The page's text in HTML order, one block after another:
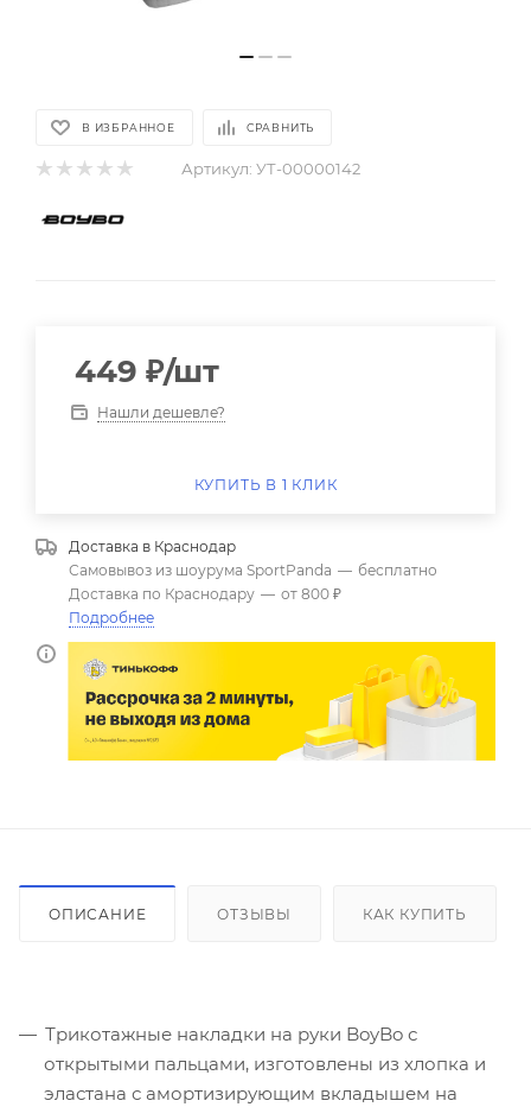
В ИЗБРАННОЕ СРАВНИТЬ
Артикул: УТ-00000142
449 ₽/шт
Нашли дешевле?
КУПИТЬ В 1 КЛИК
Доставка в Краснодар
Самовывоз из шоурума SportPanda — бесплатно
Доставка по Краснодару — от 800 ₽
Подробнее
ОПИСАНИЕ ОТЗЫВЫ КАК КУПИТЬ
Трикотажные накладки на руки BoyBo с
открытыми пальцами, изготовлены из хлопка и
эластана с амортизирующим вкладышем на